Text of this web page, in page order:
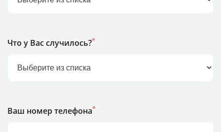
Что у Вас случилось?*
Ваш номер телефона*